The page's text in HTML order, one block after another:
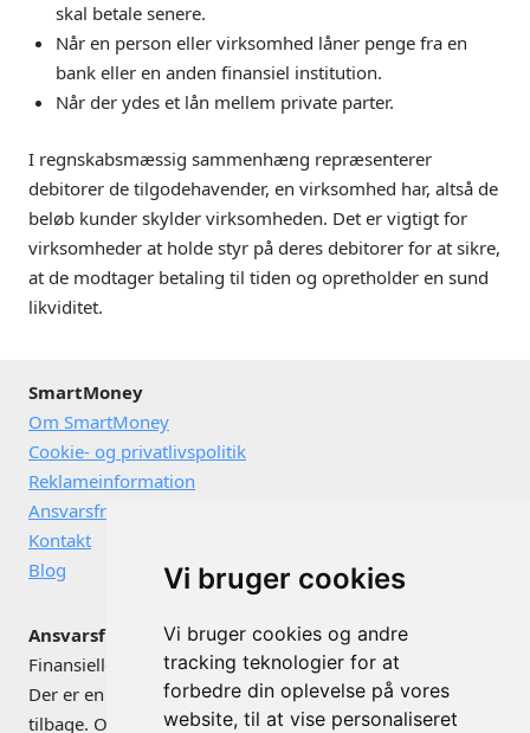
Vi bruger cookies
Vi bruger cookies og andre
tracking teknologier for at
forbedre din oplevelse på vores
website, til at vise personaliseret
skal betale senere.
Når en person eller virksomhed låner penge fra en
bank eller en anden finansiel institution.
Når der ydes et lån mellem private parter.
I regnskabsmæssig sammenhæng repræsenterer
debitorer de tilgodehavender, en virksomhed har, altså de
beløb kunder skylder virksomheden. Det er vigtigt for
virksomheder at holde styr på deres debitorer for at sikre,
at de modtager betaling til tiden og opretholder en sund
likviditet.
SmartMoney
Om SmartMoney
Cookie- og privatlivspolitik
Reklameinformation
Ansvarsfraskrivelse
Kontakt
Blog
Ansvarsfraskrivelse
Finansielle instrumenter kan både stige og falde i værdi.
Der er en risiko for, at du ikke får de investerede penge
tilbage. Omtale af konkrete værdipapirer og investeringer